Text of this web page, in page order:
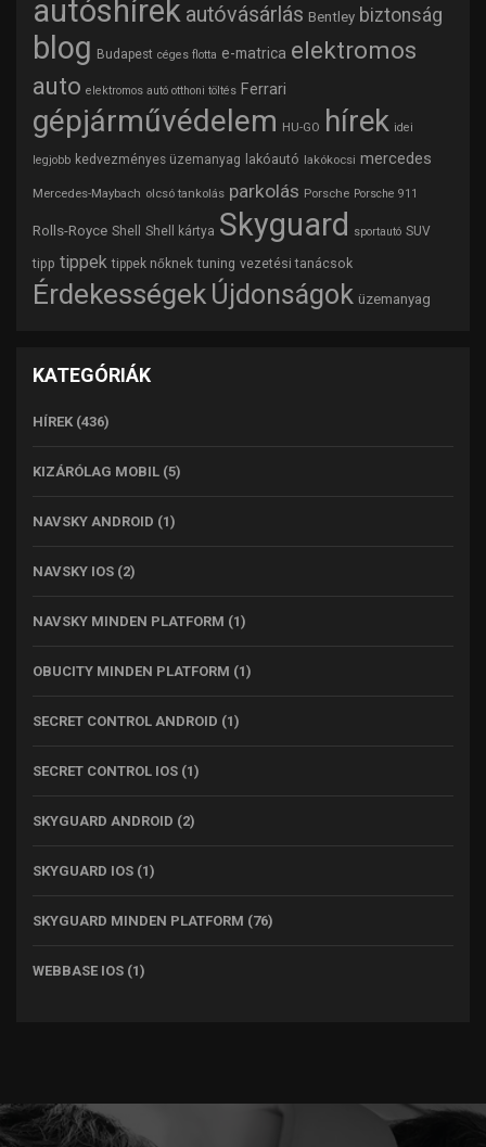
autóshírek autóvásárlás Bentley biztonság
blog Budapest céges flotta e-matrica elektromos
auto elektromos autó otthoni töltés Ferrari
gépjárművédelem HU-GO hírek idei
legjobb kedvezményes üzemanyag lakóautó lakókocsi mercedes
Mercedes-Maybach olcsó tankolás parkolás Porsche Porsche 911
Rolls-Royce Shell Shell kártya Skyguard sportautó SUV
tipp tippek tippek nőknek tuning vezetési tanácsok
Érdekességek Újdonságok üzemanyag
KATEGÓRIÁK
HÍREK (436)
KIZÁRÓLAG MOBIL (5)
NAVSKY ANDROID (1)
NAVSKY IOS (2)
NAVSKY MINDEN PLATFORM (1)
OBUCITY MINDEN PLATFORM (1)
SECRET CONTROL ANDROID (1)
SECRET CONTROL IOS (1)
SKYGUARD ANDROID (2)
SKYGUARD IOS (1)
SKYGUARD MINDEN PLATFORM (76)
WEBBASE IOS (1)